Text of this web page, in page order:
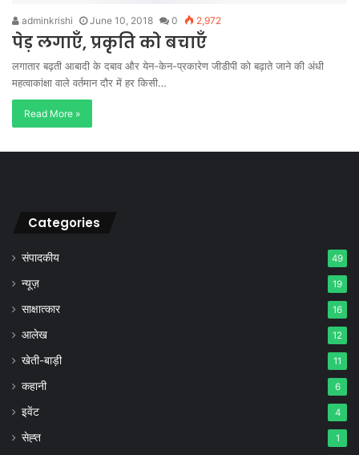
adminkrishi June 10, 2018 0 2,972
पेड़ लगाएँ, प्रकृति को बचाएँ
लगातार बढ़ती आबादी के दबाव और येन-केन-प्रकारेण जीडीपी को बढ़ाते जाने की अंधी
महत्वाकांक्षा वाले वर्तमान दौर में हर किसी…
Read More »
Categories
संपादकीय 49
न्यूज़ 19
साक्षात्कार 16
आलेख 12
खेती-बाड़ी 11
कहानी 6
इवेंट 4
सेह्त 1